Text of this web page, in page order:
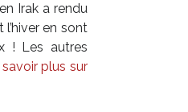
Irak a rendu
en sont
! Les autres
savoir plus sur